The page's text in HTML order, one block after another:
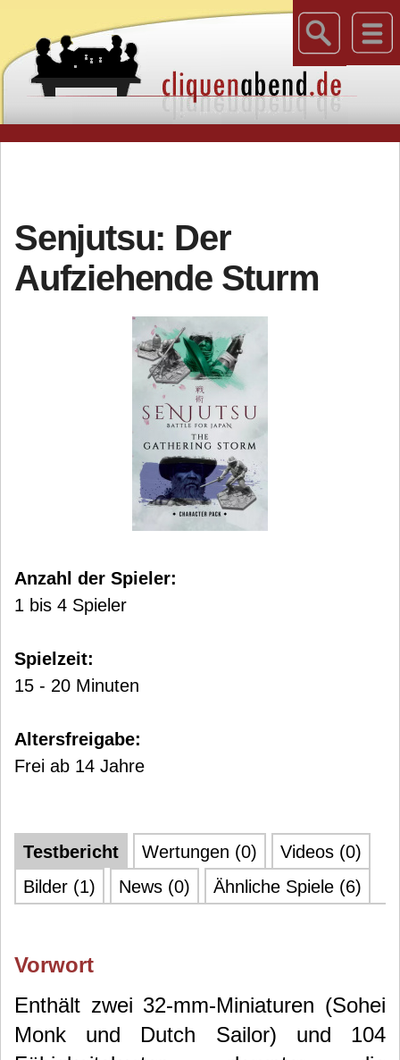
Senjutsu: Der
Aufziehende Sturm
Anzahl der Spieler:
1 bis 4 Spieler
Spielzeit:
15 - 20 Minuten
Altersfreigabe:
Frei ab 14 Jahre
Testbericht Wertungen (0)
Videos (0)
Bilder (1)
News (0) Ähnliche Spiele (6)
Vorwort
Enthält zwei 32-mm-Miniaturen (Sohei
Monk und Dutch Sailor) und 104